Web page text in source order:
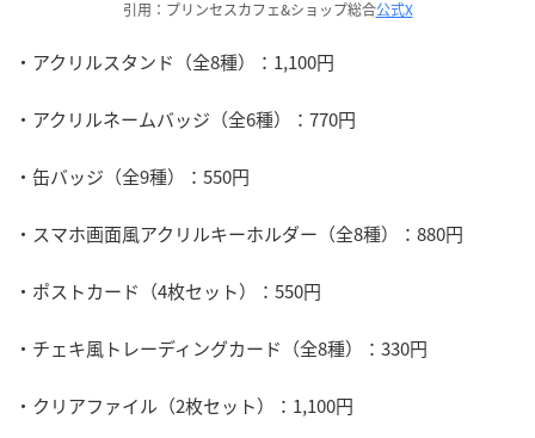
引用：プリンセスカフェ&ショップ総合公式X
・アクリルスタンド（全8種）：1,100円
・アクリルネームバッジ（全6種）：770円
・缶バッジ（全9種）：550円
・スマホ画面風アクリルキーホルダー（全8種）：880円
・ポストカード（4枚セット）：550円
・チェキ風トレーディングカード（全8種）：330円
・クリアファイル（2枚セット）：1,100円